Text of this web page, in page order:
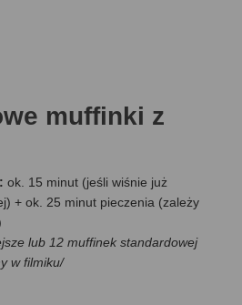
muffinki z
ok. 15 minut (jeśli wiśnie już
+ ok. 25 minut pieczenia (zależy
lub 12 muffinek standardowej
w filmiku/